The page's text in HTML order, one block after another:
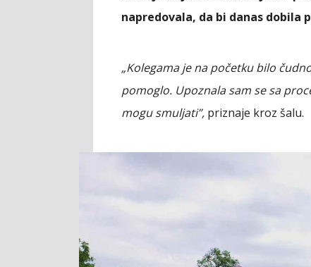
napredovala, da bi danas dobila
„Kolegama je na početku bilo
pomoglo. Upoznala sam se sa
mogu smuljati”, priznaje kroz šalu.